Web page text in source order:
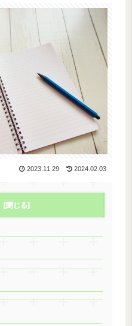
2023.11.29 2024.02.03